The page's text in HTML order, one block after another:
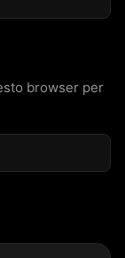
browser per